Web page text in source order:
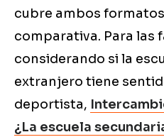
cubre ambos
comparativa. Para las
considerando si la
extranjero tiene
deportista,
¿La escuela